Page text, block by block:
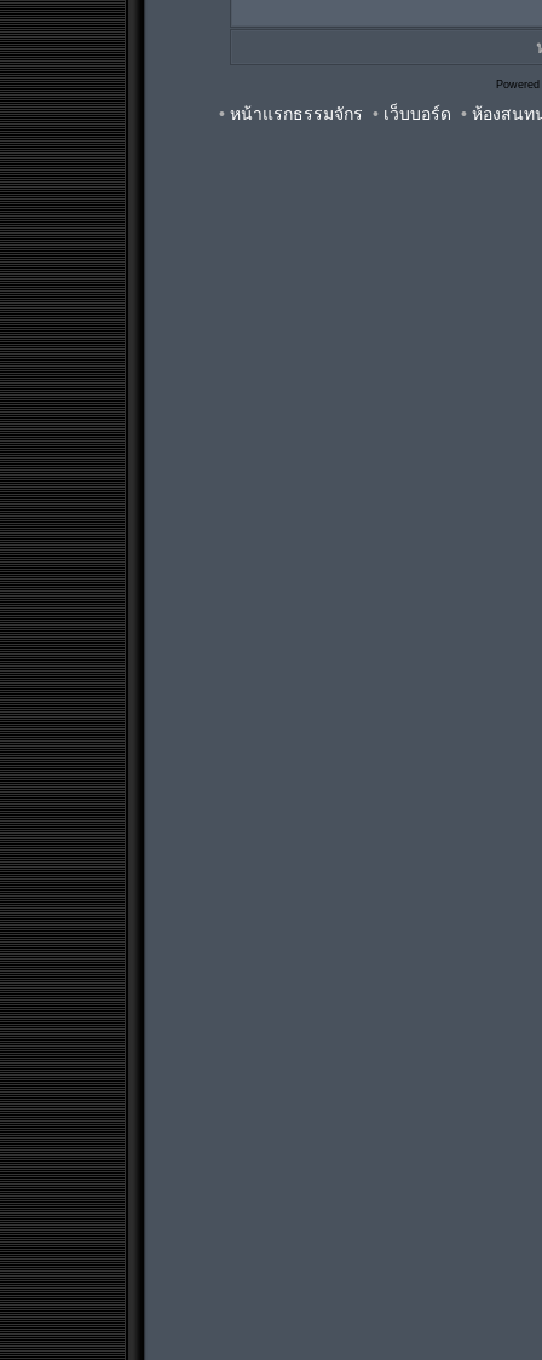
• หน้าแรกธรรมจักร • เว็บบอร์ด • ห้องสนท